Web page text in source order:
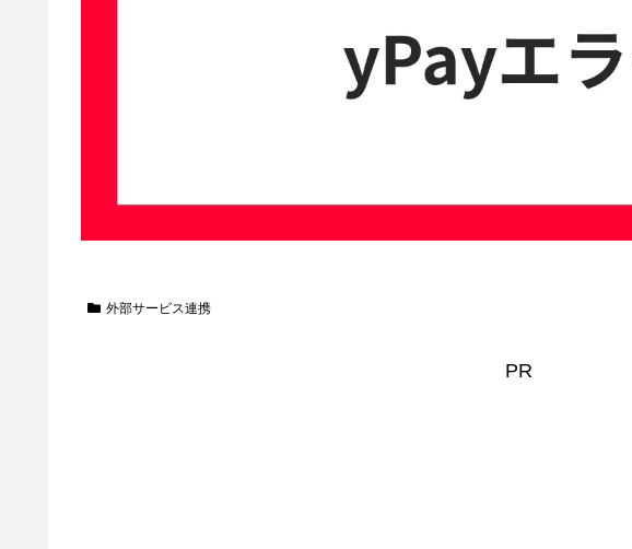
外部サービス連携
PR